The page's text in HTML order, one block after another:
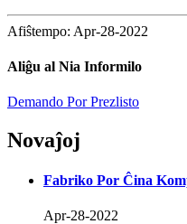
Afiŝtempo: Apr-28-2022
Aliĝu al Nia Informilo
Demando Por Prezlisto
Novaĵoj
Fabriko Por Ĉina
Apr-28-2022